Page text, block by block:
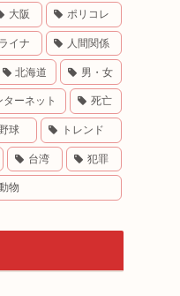
大阪 ポリコレ
イナ 人間関係
北海道 男・女
ターネット 死亡
球 トレンド
台湾 犯罪
物